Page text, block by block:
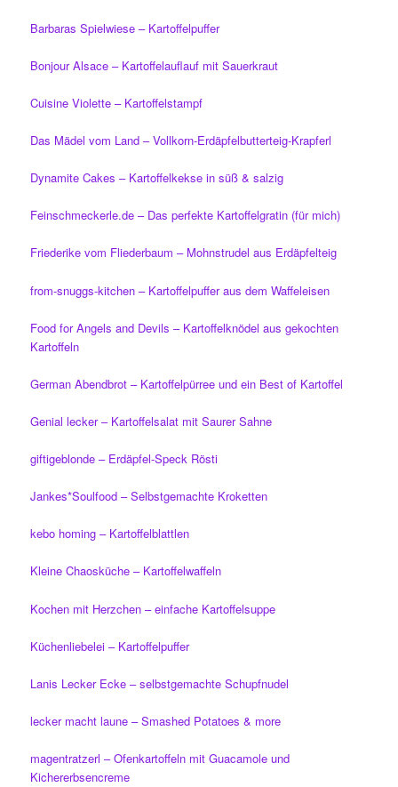
Barbaras Spielwiese – Kartoffelpuffer
Bonjour Alsace – Kartoffelauflauf mit Sauerkraut
Cuisine Violette – Kartoffelstampf
Das Mädel vom Land – Vollkorn-Erdäpfelbutterteig-Krapferl
Dynamite Cakes – Kartoffelkekse in süß & salzig
Feinschmeckerle.de – Das perfekte Kartoffelgratin (für mich)
Friederike vom Fliederbaum – Mohnstrudel aus Erdäpfelteig
from-snuggs-kitchen – Kartoffelpuffer aus dem Waffeleisen
Food for Angels and Devils – Kartoffelknödel aus gekochten
Kartoffeln
German Abendbrot – Kartoffelpürree und ein Best of Kartoffel
Genial lecker – Kartoffelsalat mit Saurer Sahne
giftigeblonde – Erdäpfel-Speck Rösti
Jankes*Soulfood – Selbstgemachte Kroketten
kebo homing – Kartoffelblattlen
Kleine Chaosküche – Kartoffelwaffeln
Kochen mit Herzchen – einfache Kartoffelsuppe
Küchenliebelei – Kartoffelpuffer
Lanis Lecker Ecke – selbstgemachte Schupfnudel
lecker macht laune – Smashed Potatoes & more
magentratzerl – Ofenkartoffeln mit Guacamole und
Kichererbsencreme